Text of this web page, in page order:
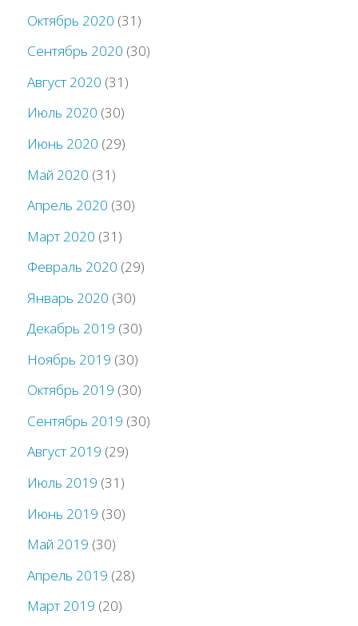
Октябрь 2020 (31)
Сентябрь 2020 (30)
Август 2020 (31)
Июль 2020 (30)
Июнь 2020 (29)
Май 2020 (31)
Апрель 2020 (30)
Март 2020 (31)
Февраль 2020 (29)
Январь 2020 (30)
Декабрь 2019 (30)
Ноябрь 2019 (30)
Октябрь 2019 (30)
Сентябрь 2019 (30)
Август 2019 (29)
Июль 2019 (31)
Июнь 2019 (30)
Май 2019 (30)
Апрель 2019 (28)
Март 2019 (20)